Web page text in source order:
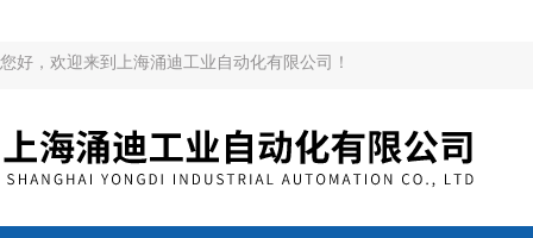
您好，欢迎来到上海涌迪工业自动化有限公司！